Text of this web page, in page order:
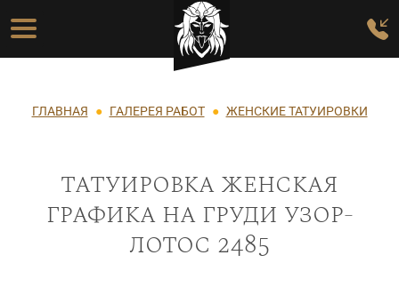
Перейти к основному содержанию
Основная навигация
Строка навигации
ГЛАВНАЯ ГАЛЕРЕЯ РАБОТ ЖЕНСКИЕ ТАТУИРОВКИ
татуировка женская
графика на груди узор-
лотос 2485